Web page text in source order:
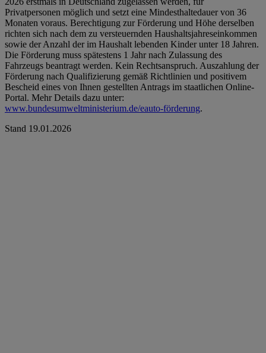
Privatpersonen möglich und setzt eine Mindesthaltedauer von 36
Monaten voraus. Berechtigung zur Förderung und Höhe derselben
richten sich nach dem zu versteuernden Haushaltsjahreseinkommen
sowie der Anzahl der im Haushalt lebenden Kinder unter 18 Jahren.
Die Förderung muss spätestens 1 Jahr nach Zulassung des
Fahrzeugs beantragt werden. Kein Rechtsanspruch. Auszahlung der
Förderung nach Qualifizierung gemäß Richtlinien und positivem
Bescheid eines von Ihnen gestellten Antrags im staatlichen Online-
Portal. Mehr Details dazu unter:
www.bundesumweltministerium.de/eauto-förderung.
Stand 19.01.2026